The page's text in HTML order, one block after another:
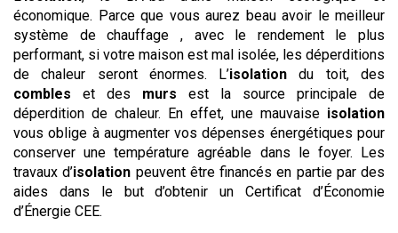
économique. Parce que vous aurez beau avoir le meilleur
système de chauffage , avec le rendement le plus
performant, si votre maison est mal isolée, les déperditions
de chaleur seront énormes. L’isolation du toit, des
combles et des murs est la source principale de
déperdition de chaleur. En effet, une mauvaise isolation
vous oblige à augmenter vos dépenses énergétiques pour
conserver une température agréable dans le foyer. Les
travaux d’isolation peuvent être financés en partie par des
aides dans le but d’obtenir un Certificat d’Économie
d’Énergie CEE.